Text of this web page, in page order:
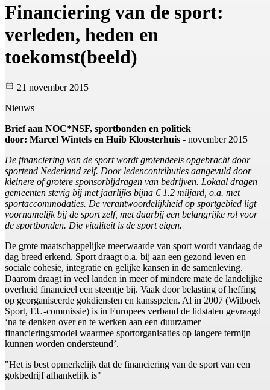
Financiering van de sport:
verleden, heden en
toekomst(beeld)
21 november 2015
Nieuws
Brief aan NOC*NSF, sportbonden en politiek
door: Marcel Wintels en Huib Kloosterhuis - november 2015
De financiering van de sport wordt grotendeels opgebracht door
sportend Nederland zelf. Door ledencontributies aangevuld door
kleinere of grotere sponsorbijdragen van bedrijven. Lokaal dragen
gemeenten stevig bij met jaarlijks bijna € 1.2 miljard, o.a. met
sportaccommodaties. De verantwoordelijkheid op sportgebied ligt
voornamelijk bij de sport zelf, met daarbij een belangrijke rol voor
de sportbonden. Die vitaliteit is de sport eigen.
De grote maatschappelijke meerwaarde van sport wordt vandaag de
dag breed erkend. Sport draagt o.a. bij aan een gezond leven en
sociale cohesie, integratie en gelijke kansen in de samenleving.
Daarom draagt in veel landen in meer of mindere mate de landelijke
overheid financieel een steentje bij. Vaak door belasting of heffing
op georganiseerde gokdiensten en kansspelen. Al in 2007 (Witboek
Sport, EU-commissie) is in Europees verband de lidstaten gevraagd
‘na te denken over en te werken aan een duurzamer
financieringsmodel waarmee sportorganisaties op langere termijn
kunnen worden ondersteund’.
"Het is best opmerkelijk dat de financiering van de sport van een
gokbedrijf afhankelijk is"